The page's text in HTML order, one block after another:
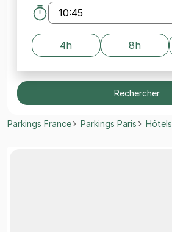
4h 8h
Rechercher
Parkings France Parkings Paris Hôtels